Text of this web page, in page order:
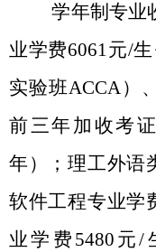
学年制专业
业学费6061元/生
实验班ACCA）
前三年加收考
年）；理工外语
软件工程专业学
业学费 5480 元/